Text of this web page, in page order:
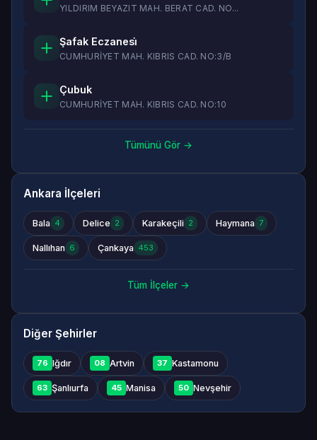
YILDIRIM BEYAZIT MAH. BERAT CAD. NO...
Şafak Eczanesi̇
CUMHURİYET MAH. KIBRIS CAD. NO:3/B
Çubuk
CUMHURİYET MAH. KIBRIS CAD. NO:10
Tümünü Gör →
Ankara İlçeleri
Bala 4 Delice 2 Karakeçili 2 Haymana 7
Nallıhan 6 Çankaya 453
Tüm İlçeler →
Diğer Şehirler
76 Iğdır 08 Artvin 37 Kastamonu
63 Şanlıurfa 45 Manisa 50 Nevşehir